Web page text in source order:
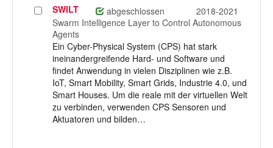
Projekt
auswählen
SWILT abgeschlossen
2018-2021
Swarm Intelligence Layer to Control Autonomous
Agents
Ein Cyber-Physical System (CPS) hat stark
ineinandergreifende Hard- und Software und
findet Anwendung in vielen Disziplinen wie z.B.
IoT, Smart Mobility, Smart Grids, Industrie 4.0, und
Smart Houses. Um die reale mit der virtuellen Welt
zu verbinden, verwenden CPS Sensoren und
Aktuatoren und bilden…